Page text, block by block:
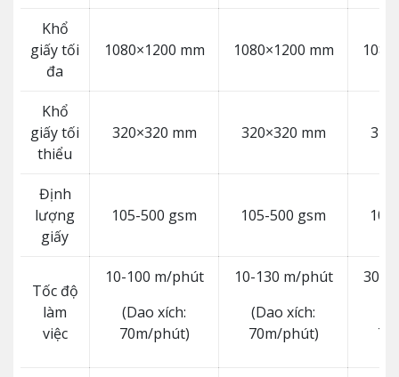
Khổ
giấy tối
đa
1080×1200 mm 1080×1200 mm
Khổ
giấy tối
thiểu
320×320 mm 320×320 mm
Định
lượng
giấy
105-500 gsm 105-500 gsm
Tốc độ
làm
việc
10-100 m/phút
(Dao xích:
70m/phút)
10-130 m/phút
(Dao xích:
70m/phút)
30-